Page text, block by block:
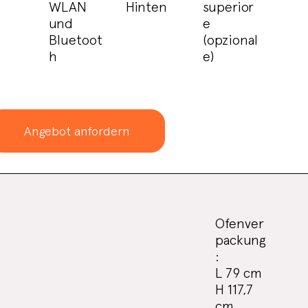
WLAN
und
Bluetoot
h
Hinten
superior
e
(opzional
e)
Angebot anfordern
Ofenver
packung
:
L 79 cm
H 117,7